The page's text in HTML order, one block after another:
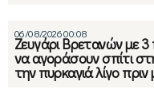
06/08/2026 00:08
Ζευγάρι Βρετανών με
να αγοράσουν σπίτι
την πυρκαγιά λίγο